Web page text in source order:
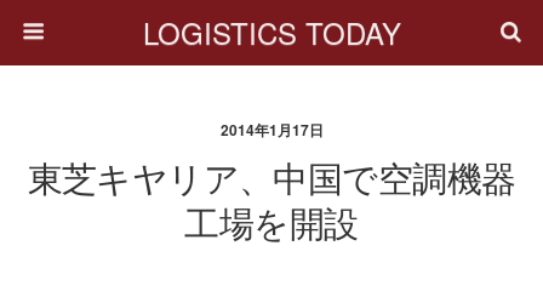
LOGISTICS TODAY
2014年1月17日
東芝キヤリア、中国で空調機器
工場を開設